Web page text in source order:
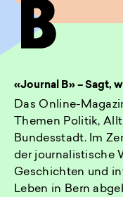
«Journal B» – Sagt,
Das Online-
Themen Politik,
Bundesstadt. Im
der journalistische
Geschichten und
Leben in Bern